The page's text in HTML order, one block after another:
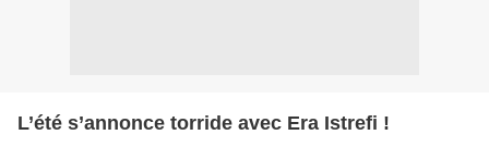
L’été s’annonce torride avec Era Istrefi !